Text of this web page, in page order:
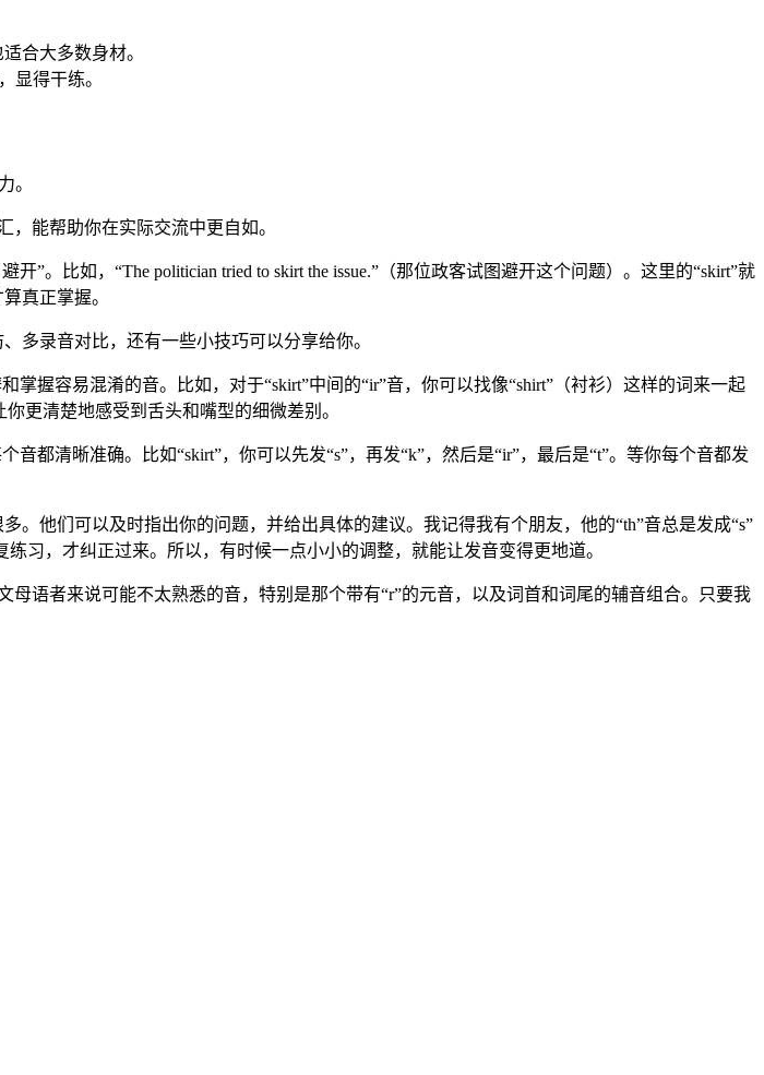
合大多数身材。
显得干练。
。
，能帮助你在实际交流中更自如。
”。比如，“The politician tried to skirt the issue.”（那位政客试图避开这个问题）。这里的“skirt”就
真正掌握。
多录音对比，还有一些小技巧可以分享给你。
握容易混淆的音。比如，对于“skirt”中间的“ir”音，你可以找像“shirt”（衬衫）这样的词来一起
更清楚地感受到舌头和嘴型的细微差别。
都清晰准确。比如“skirt”，你可以先发“s”，再发“k”，然后是“ir”，最后是“t”。等你每个音都发
他们可以及时指出你的问题，并给出具体的建议。我记得我有个朋友，他的“th”音总是发成“s”
习，才纠正过来。所以，有时候一点小小的调整，就能让发音变得更地道。
语者来说可能不太熟悉的音，特别是那个带有“r”的元音，以及词首和词尾的辅音组合。只要我